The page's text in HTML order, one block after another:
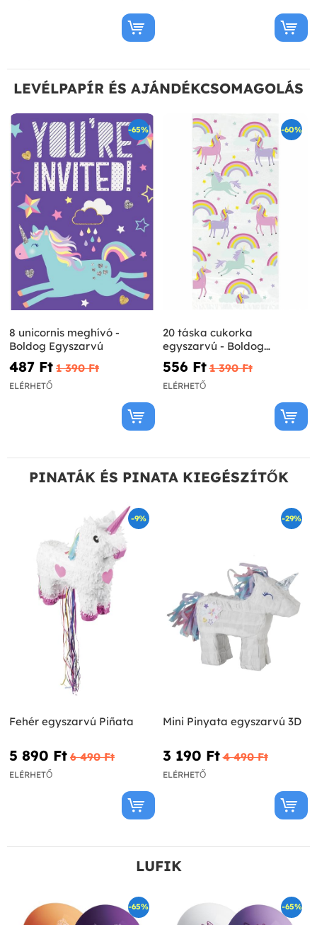
LEVÉLPAPÍR ÉS AJÁNDÉKCSOMAGOLÁS
-65%
8 unicornis meghívó -
Boldog Egyszarvú
487 Ft‎ 1 390 Ft‎
ELÉRHETŐ
-60%
20 táska cukorka
egyszarvú - Boldog
Egyszarvú
556 Ft‎ 1 390 Ft‎
ELÉRHETŐ
PINATÁK ÉS PINATA KIEGÉSZÍTŐK
-9%
Fehér egyszarvú Piñata
5 890 Ft‎ 6 490 Ft‎
ELÉRHETŐ
-29%
Mini Pinyata egyszarvú 3D
3 190 Ft‎ 4 490 Ft‎
ELÉRHETŐ
LUFIK
-65% -65%